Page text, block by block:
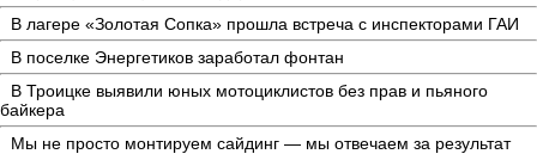
В лагере «Золотая Сопка» прошла встреча с инспекторами ГАИ
В поселке Энергетиков заработал фонтан
В Троицке выявили юных мотоциклистов без прав и пьяного
байкера
Мы не просто монтируем сайдинг — мы отвечаем за результат